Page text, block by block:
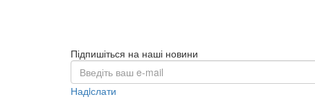
Підпишіться на наші новини
Надiслати